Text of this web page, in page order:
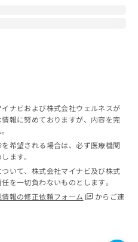
ナビおよび株式会社ウェルネスが
報に努めておりますが、内容を完
希望される場合は、必ず医療機関
ます。
いて、株式会社マイナビ及び株式
を一切負わないものとします。
報の修正依頼フォーム
からご連